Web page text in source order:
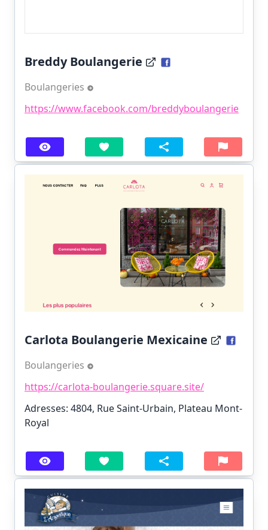
Breddy Boulangerie
Boulangeries
https://www.facebook.com/breddyboulangerie
Carlota Boulangerie Mexicaine
Boulangeries
https://carlota-boulangerie.square.site/
Adresses: 4804, Rue Saint-Urbain, Plateau Mont-
Royal